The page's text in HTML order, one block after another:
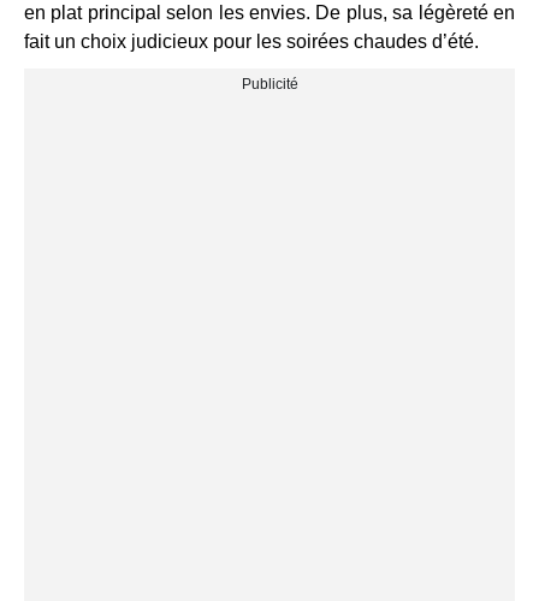
en plat principal selon les envies. De plus, sa légèreté en
fait un choix judicieux pour les soirées chaudes d’été.